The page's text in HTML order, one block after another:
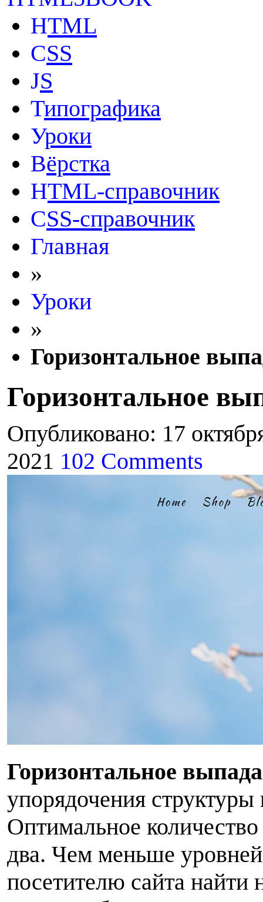
HTML
CSS
JS
Типографика
Уроки
Вёрстка
HTML-справочник
CSS-справочник
Главная
»
Уроки
»
Горизонтальное
Горизонтальное
Опубликовано: 17
2021 102 Comments
Горизонтальное
упорядочения структуры
Оптимальное
два. Чем меньше
посетителю сайта